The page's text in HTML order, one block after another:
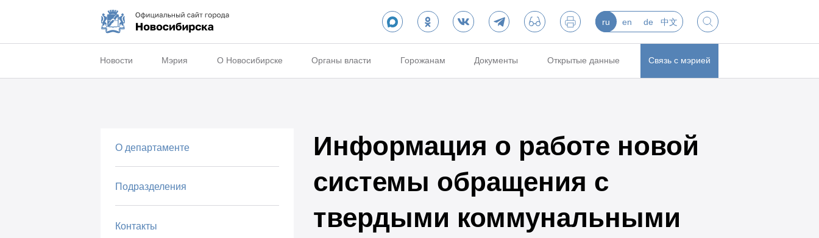
ru en de 中文
Новости Мэрия О Новосибирске Органы власти Горожанам Документы Открытые данные Связь с мэрией
О департаменте
Подразделения
Контакты
Информация о работе новой
системы обращения с
твердыми коммунальными